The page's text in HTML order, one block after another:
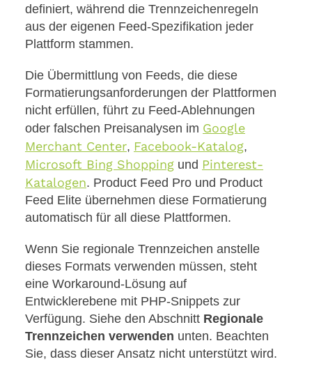
definiert, während die Trennzeichenregeln
aus der eigenen Feed-Spezifikation jeder
Plattform stammen.
Die Übermittlung von Feeds, die diese
Formatierungsanforderungen der Plattformen
nicht erfüllen, führt zu Feed-Ablehnungen
oder falschen Preisanalysen im Google
Merchant Center, Facebook-Katalog,
Microsoft Bing Shopping und Pinterest-
Katalogen. Product Feed Pro und Product
Feed Elite übernehmen diese Formatierung
automatisch für all diese Plattformen.
Wenn Sie regionale Trennzeichen anstelle
dieses Formats verwenden müssen, steht
eine Workaround-Lösung auf
Entwicklerebene mit PHP-Snippets zur
Verfügung. Siehe den Abschnitt Regionale
Trennzeichen verwenden unten. Beachten
Sie, dass dieser Ansatz nicht unterstützt wird.